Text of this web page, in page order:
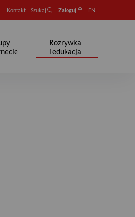
Kontakt Szukaj Zaloguj EN
Rozrywka
i edukacja